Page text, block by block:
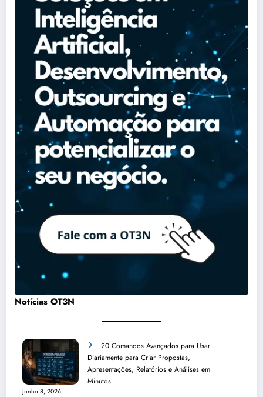
Notícias OT3N
20 Comandos Avançados para Usar
Diariamente para Criar Propostas,
Apresentações, Relatórios e Análises em
Minutos
junho 8, 2026